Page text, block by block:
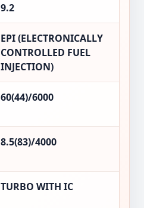
9.2
EPI (ELECTRONICALLY
CONTROLLED FUEL
INJECTION)
60(44)/6000
8.5(83)/4000
TURBO WITH IC